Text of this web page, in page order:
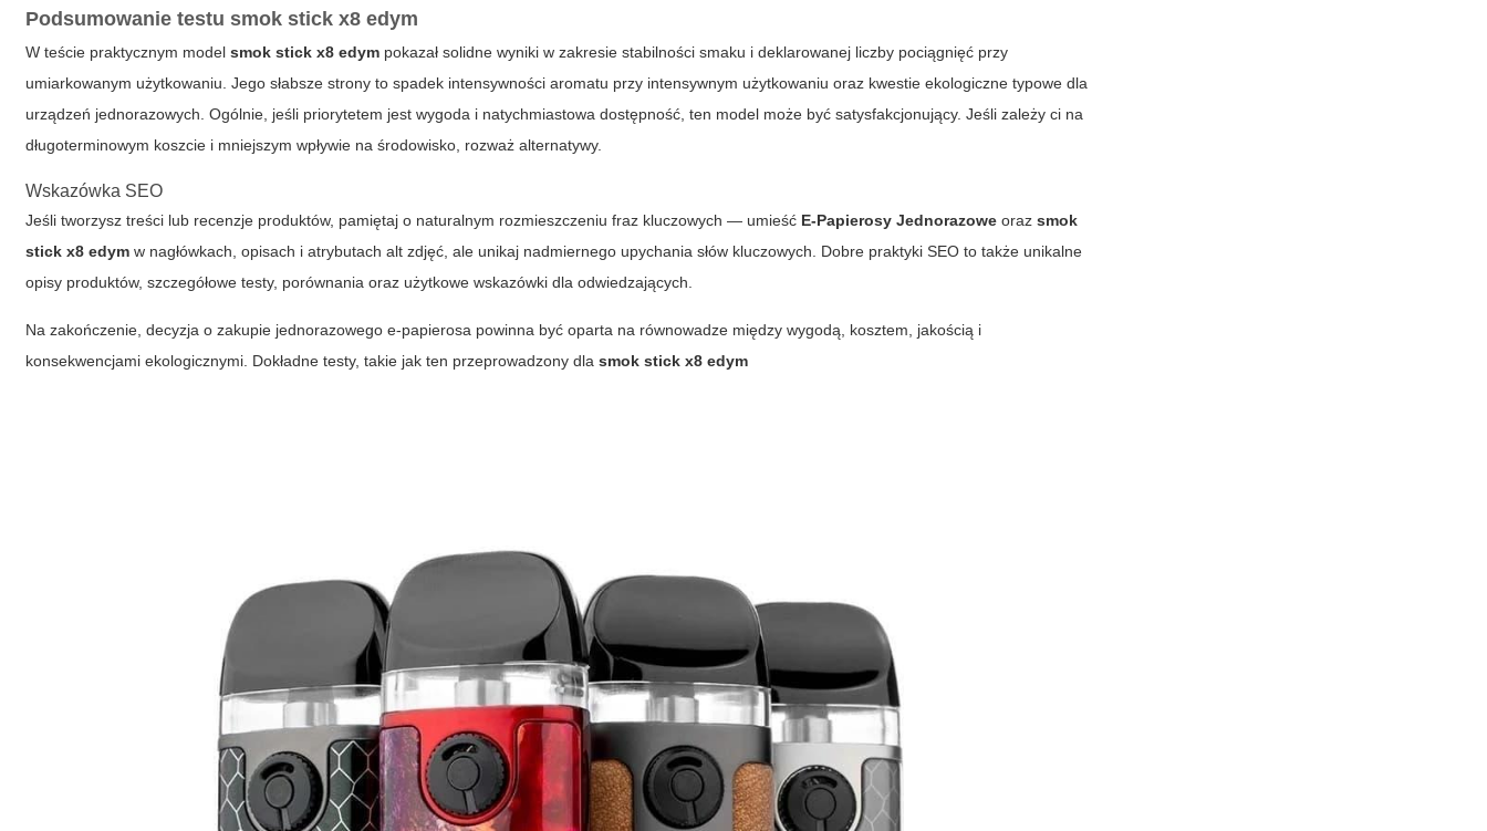
Podsumowanie testusmok stick x8 edym
W teście praktycznym modelsmok stick x8 edym pokazał solidne wyniki w zakresie stabilności smaku i deklarowanej liczby pociągnięć przy
umiarkowanym użytkowaniu. Jego słabsze strony to spadek intensywności aromatu przy intensywnym użytkowaniu oraz kwestie ekologiczne typowe dla
urządzeń jednorazowych. Ogólnie, jeśli priorytetem jest wygoda i natychmiastowa dostępność, ten model może być satysfakcjonujący. Jeśli zależy ci na
długoterminowym koszcie i mniejszym wpływie na środowisko, rozważ alternatywy.
Wskazówka SEO
Jeśli tworzysz treści lub recenzje produktów, pamiętaj o naturalnym rozmieszczeniu fraz kluczowych — umieść E-Papierosy Jednorazowe orazsmok
stick x8 edym w nagłówkach, opisach i atrybutach alt zdjęć, ale unikaj nadmiernego upychania słów kluczowych. Dobre praktyki SEO to także unikalne
opisy produktów, szczegółowe testy, porównania oraz użytkowe wskazówki dla odwiedzających.
Na zakończenie, decyzja o zakupie jednorazowego e-papierosa powinna być oparta na równowadze między wygodą, kosztem, jakością i
konsekwencjami ekologicznymi. Dokładne testy, takie jak ten przeprowadzony dlasmok stick x8 edym